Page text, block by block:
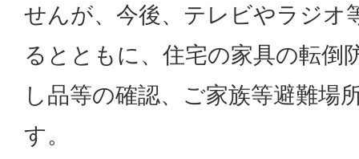
せんが、今後、テレビやラジオ
るとともに、住宅の家具の転倒
し品等の確認、ご家族等避難場
す。